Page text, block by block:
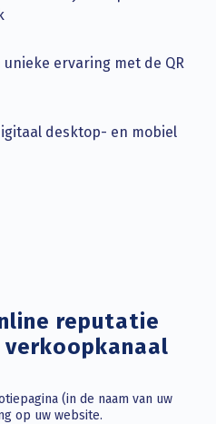
unieke ervaring met de QR
desktop- en mobiel
reputatie
(in de naam van uw
op uw website.